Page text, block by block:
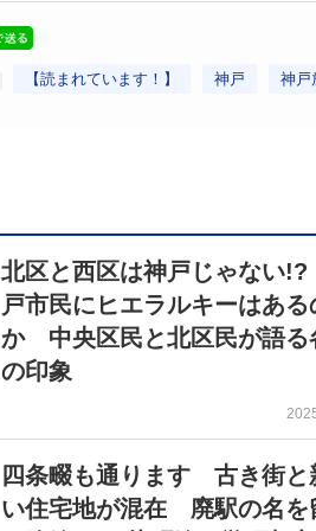
【読まれています！】 神戸 神戸
北区と西区は神戸じゃない
戸市民にヒエラルキーはある
か 中央区民と北区民が語る
の印象
四条畷も通ります 古き街と
い住宅地が混在 廃駅の名を